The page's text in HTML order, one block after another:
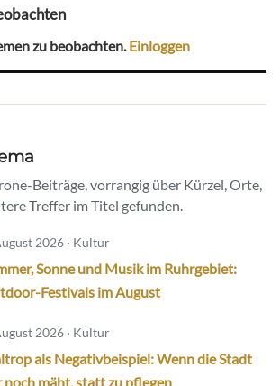
zu beobachten.Einloggen
Beiträge, vorrangig über Kürzel, Orte,
Treffer im Titel gefunden.
2026 · Kultur
Sonne und Musik im Ruhrgebiet:
Festivals im August
2026 · Kultur
als Negativbeispiel: Wenn die Stadt
noch mäht, statt zu pflegen